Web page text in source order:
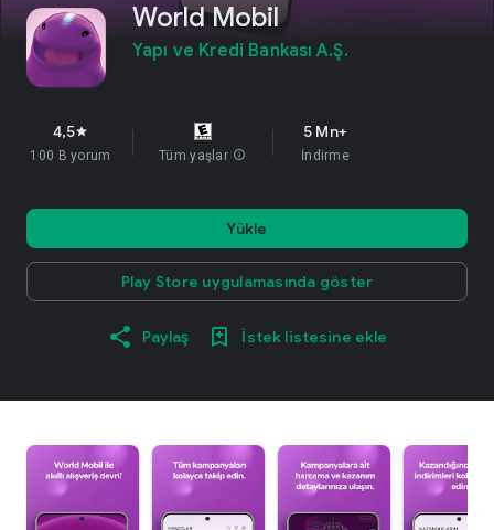
World Mobil
Yapı ve Kredi Bankası A.Ş.
4,5star
100 B yorum Tüm yaşlar info
5 Mn+
İndirme
Yükle
Play Store uygulamasında göster
Paylaş İstek listesine ekle